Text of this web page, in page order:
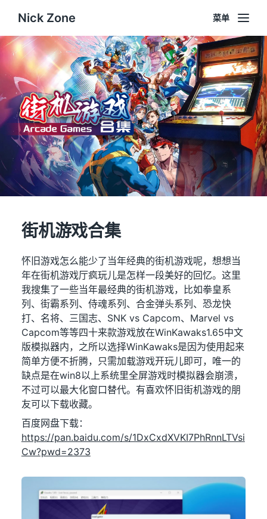
Nick Zone 菜单
街机游戏合集
怀旧游戏怎么能少了当年经典的街机游戏呢，想想当
年在街机游戏厅疯玩儿是怎样一段美好的回忆。这里
我搜集了一些当年最经典的街机游戏，比如拳皇系
列、街霸系列、侍魂系列、合金弹头系列、恐龙快
打、名将、三国志、SNK vs Capcom、Marvel vs
Capcom等等四十来款游戏放在WinKawaks1.65中文
版模拟器内，之所以选择WinKawaks是因为使用起来
简单方便不折腾，只需加载游戏开玩儿即可，唯一的
缺点是在win8以上系统里全屏游戏时模拟器会崩溃，
不过可以最大化窗口替代。有喜欢怀旧街机游戏的朋
友可以下载收藏。
百度网盘下载：
https://pan.baidu.com/s/1DxCxdXVKI7PhRnnLTVsi
Cw?pwd=2373